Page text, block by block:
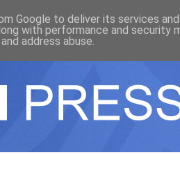
Google to deliver its services
with performance and
address abuse.